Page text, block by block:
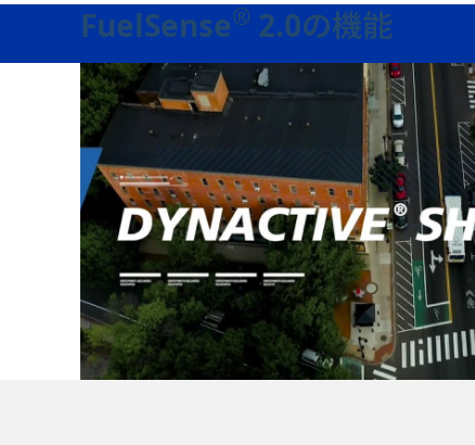
FuelSense® 2.0の機能